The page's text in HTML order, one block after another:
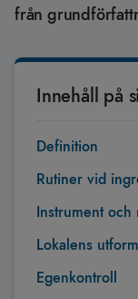
från
Innehåll på
Definition
Rutiner vid
Instrument och
Lokalens
Egenkontroll